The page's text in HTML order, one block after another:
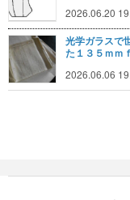
2026.06.20
光学ガラスで
た１３５ｍｍ
2026.06.06